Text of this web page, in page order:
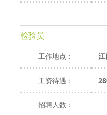
检验员
工作地点： 江
工资待遇：
招聘人数：